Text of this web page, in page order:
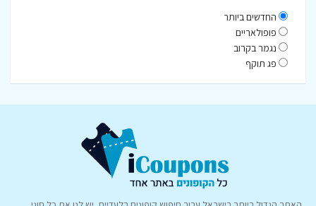
החדשים ביותר
פופולאריים
נגמר בקרוב
פג תוקף